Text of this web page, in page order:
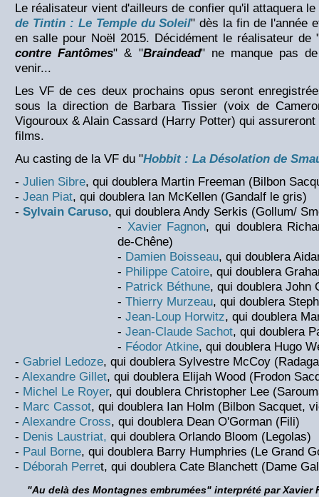
Le réalisateur vient d'ailleurs de confier qu'il attaquera
de Tintin : Le Temple du Soleil" dès la fin de l'année
en salle pour Noël 2015. Décidément le réalisateur de
contre Fantômes" & "Braindead" ne manque pas
venir...
Les VF de ces deux prochains opus seront
sous la direction de Barbara Tissier (voix de
Vigouroux & Alain Cassard (Harry Potter) qui
films.
Au casting de la VF du "Hobbit : La Désolation de
- Julien Sibre, qui doublera Martin Freeman (Bilbon
- Jean Piat, qui doublera Ian McKellen (Gandalf le gris)
- Sylvain Caruso, qui doublera Andy Serkis (Gollum/
- Xavier Fagnon, qui doublera
de-Chêne)
- Damien Boisseau, qui doublera
- Philippe Catoire, qui doublera
- Patrick Béthune, qui doublera John
- Thierry Murzeau, qui doublera
- Jean-Loup Horwitz, qui doublera
- Jean-Claude Sachot, qui doublera
- Féodor Atkine, qui doublera Hugo
- Gabriel Ledoze, qui doublera Sylvestre McCoy
- Alexandre Gillet, qui doublera Elijah Wood (Frodon
- Michel Le Royer, qui doublera Christopher Lee
- Marc Cassot, qui doublera Ian Holm (Bilbon Sacquet,
- Alexandre Cross, qui doublera Dean O'Gorman (Fili)
- Denis Laustriat, qui doublera Orlando Bloom (Legolas)
- Paul Borne, qui doublera Barry Humphries (Le Grand
- Déborah Perret, qui doublera Cate Blanchett (Dame
"Au delà des Montagnes embrumées" interprété par Xavier